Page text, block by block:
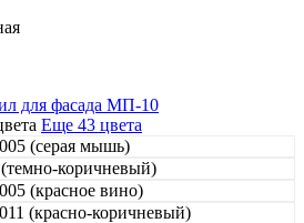
Еще 43 цвета
(серая мышь)
коричневый)
(красное вино)
(красно-коричневый)